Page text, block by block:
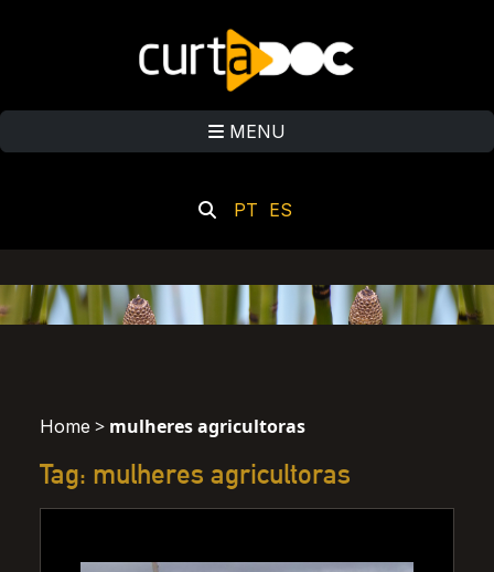
MENU
PT ES
Home > mulheres agricultoras
Tag: mulheres agricultoras